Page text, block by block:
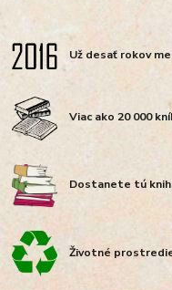
Už desať rokov
Viac ako 20 000
Dostanete tú
Životné